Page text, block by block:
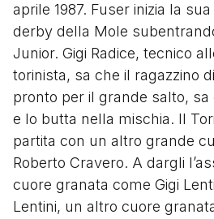
aprile 1987. Fuser inizia la
derby della Mole
Junior. Gigi Radice, tecnico
torinista, sa che il ragazzino
pronto per il grande salto,
e lo butta nella mischia. Il
partita con un altro grande
Roberto Cravero. A dargli
cuore granata come Gigi
Lentini, un altro cuore